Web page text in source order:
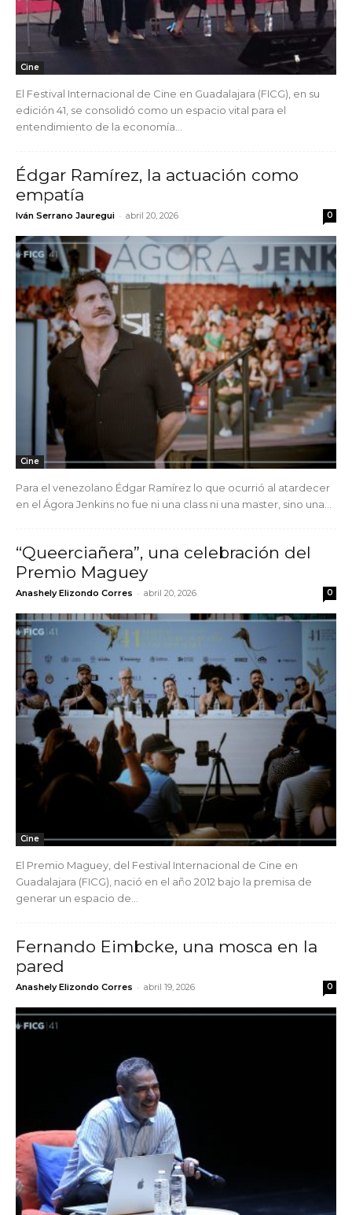
Cine
El Festival Internacional de Cine en Guadalajara (FICG), en su
edición 41, se consolidó como un espacio vital para el
entendimiento de la economía...
Édgar Ramírez, la actuación como
empatía
Iván Serrano Jauregui - abril 20, 2026 0
Cine
Para el venezolano Édgar Ramírez lo que ocurrió al atardecer
en el Ágora Jenkins no fue ni una class ni una master, sino una...
“Queerciañera”, una celebración del
Premio Maguey
Anashely Elizondo Corres - abril 20, 2026 0
Cine
El Premio Maguey, del Festival Internacional de Cine en
Guadalajara (FICG), nació en el año 2012 bajo la premisa de
generar un espacio de...
Fernando Eimbcke, una mosca en la
pared
Anashely Elizondo Corres - abril 19, 2026 0